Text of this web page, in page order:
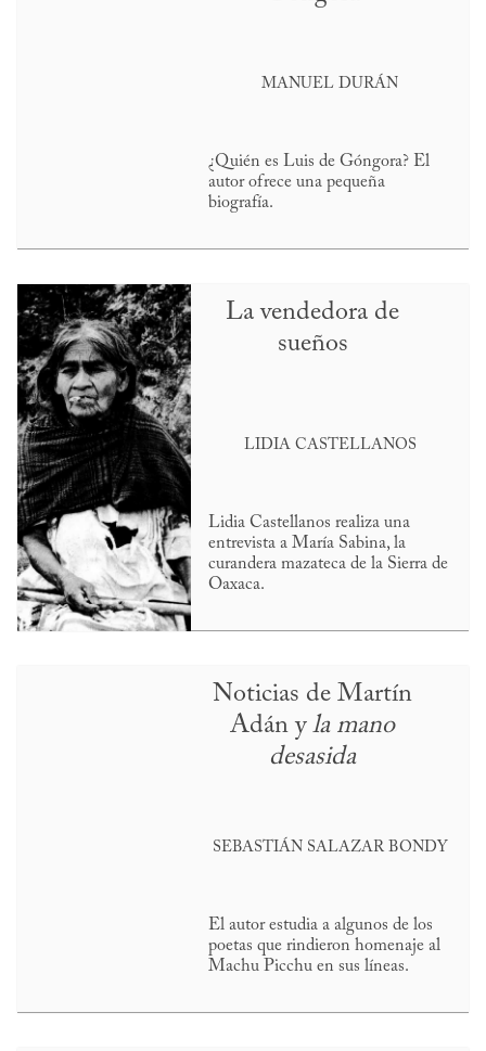
MANUEL DURÁN
¿Quién es Luis de Góngora? El
autor ofrece una pequeña
biografía.
La vendedora de
sueños
LIDIA CASTELLANOS
Lidia Castellanos realiza una
entrevista a María Sabina, la
curandera mazateca de la Sierra de
Oaxaca.
Noticias de Martín
Adán y la mano
desasida
SEBASTIÁN SALAZAR BONDY
El autor estudia a algunos de los
poetas que rindieron homenaje al
Machu Picchu en sus líneas.